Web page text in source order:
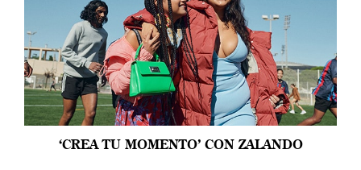
‘CREA TU MOMENTO’ CON ZALANDO